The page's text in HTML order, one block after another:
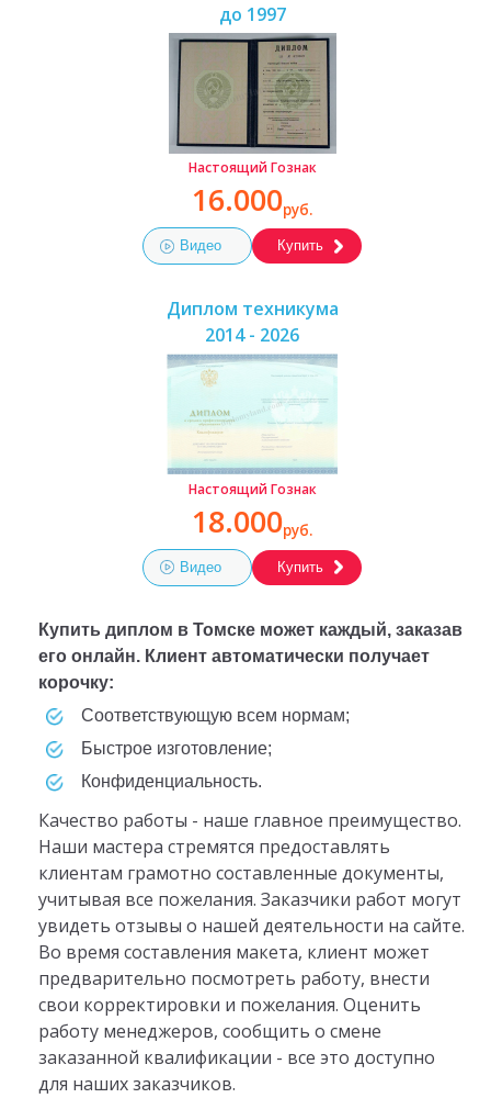
до 1997
Настоящий Гознак
16.000руб.
Видео Купить
Диплом техникума
2014 - 2026
Настоящий Гознак
18.000руб.
Видео Купить
Купить диплом в Томске может каждый, заказав
его онлайн. Клиент автоматически получает
корочку:
соответствующую всем нормам;
быстрое изготовление;
конфиденциальность.
Качество работы - наше главное преимущество.
Наши мастера стремятся предоставлять
клиентам грамотно составленные документы,
учитывая все пожелания. Заказчики работ могут
увидеть отзывы о нашей деятельности на сайте.
Во время составления макета, клиент может
предварительно посмотреть работу, внести
свои корректировки и пожелания. Оценить
работу менеджеров, сообщить о смене
заказанной квалификации - все это доступно
для наших заказчиков.